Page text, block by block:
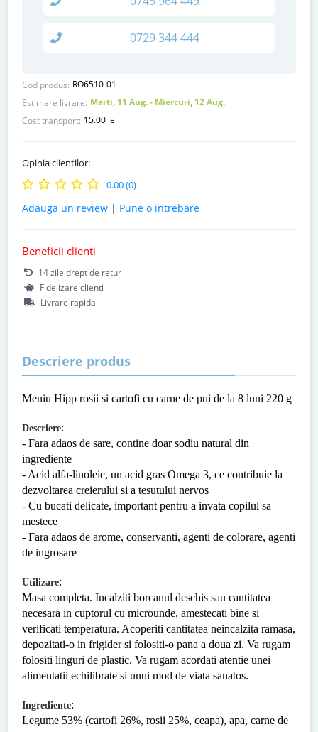
Cod produs: RO6510-01
Estimare livrare: Marti, 11 Aug. - Miercuri, 12 Aug.
Cost transport: 15.00 lei
Opinia clientilor:
0.00 (0)
Adauga un review | Pune o intrebare
Beneficii clienti
14 zile drept de retur
Fidelizare clienti
Livrare rapida
0729 344 444
Descriere produs
Meniu Hipp rosii si cartofi cu carne de pui de la 8 luni 220 g
Descriere:
- Fara adaos de sare, contine doar sodiu natural din
ingrediente
- Acid alfa-linoleic, un acid gras Omega 3, ce contribuie la
dezvoltarea creierului si a tesutului nervos
- Cu bucati delicate, important pentru a invata copilul sa
mestece
- Fara adaos de arome, conservanti, agenti de colorare, agenti
de ingrosare
Utilizare:
Masa completa. Incalziti borcanul deschis sau cantitatea
necesara in cuptorul cu microunde, amestecati bine si
verificati temperatura. Acoperiti cantitatea neincalzita ramasa,
depozitati-o in frigider si folositi-o pana a doua zi. Va rugam
folositi linguri de plastic. Va rugam acordati atentie unei
alimentatii echilibrate si unui mod de viata sanatos.
Ingrediente:
Legume 53% (cartofi 26%, rosii 25%, ceapa), apa, carne de